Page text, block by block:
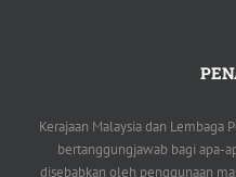
Kerajaan Malaysia dan Lembaga
bertanggungjawab bagi apa-
disebabkan oleh penggunaan